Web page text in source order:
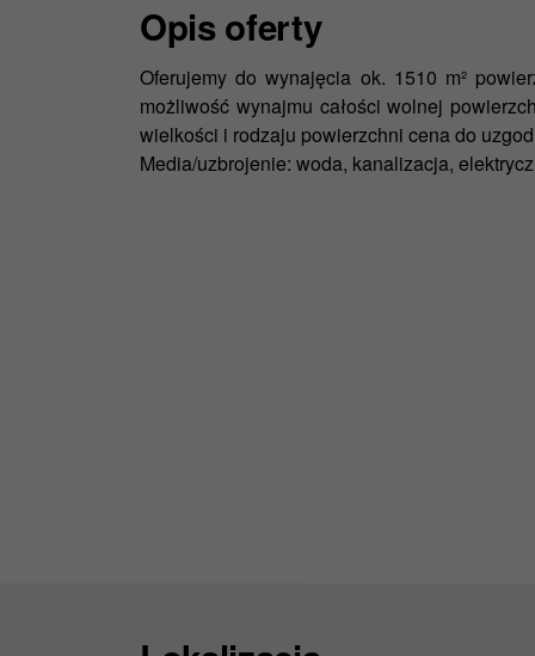
Opis oferty
Oferujemy do wynajęcia ok. 1510 m²
możliwość wynajmu całości wolnej
wielkości i rodzaju powierzchni cena do
Media/uzbrojenie: woda, kanalizacja,